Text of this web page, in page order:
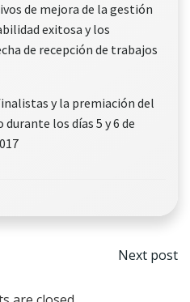
de mejora de la gestión
exitosa y los
de recepción de trabajos
y la premiación del
los días 5 y 6 de
Next post